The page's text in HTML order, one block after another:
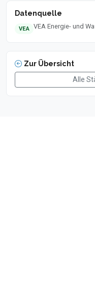
Datenquelle
VEA VEA Energie- und
Zur Übersicht
Alle